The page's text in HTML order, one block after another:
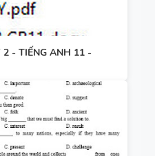
- TIẾNG ANH 11 -